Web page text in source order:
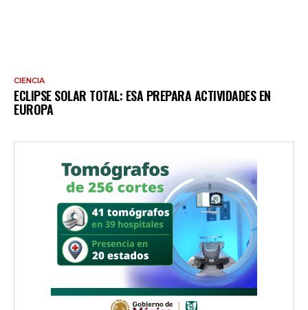
CIENCIA
ECLIPSE SOLAR TOTAL: ESA PREPARA ACTIVIDADES EN
EUROPA